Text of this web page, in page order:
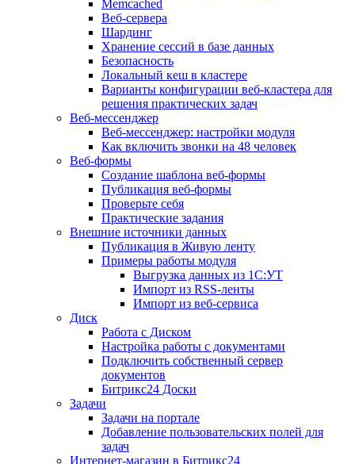
Memcached
Веб-сервера
Шардинг
Хранение сессий в базе данных
Безопасность
Локальный кеш в кластере
Варианты конфигурации веб-кластера для
решения практических задач
Веб-мессенджер
Веб-мессенджер: настройки модуля
Как включить звонки на 48 человек
Веб-формы
Создание шаблона веб-формы
Публикация веб-формы
Проверьте себя
Практические задания
Внешние источники данных
Публикация в Живую ленту
Примеры работы модуля
Выгрузка данных из 1С:УТ
Импорт из RSS-ленты
Импорт из веб-сервиса
Диск
Работа с Диском
Настройка работы с документами
Подключить собственный сервер
документов
Битрикс24 Доски
Задачи
Задачи на портале
Добавление пользовательских полей для
задач
Интернет-магазин в Битрикс24